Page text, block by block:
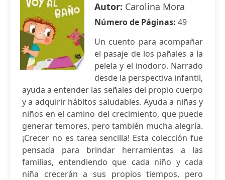
Autor: Carolina Mora
Número de Páginas: 49
Un cuento para acompañar
el pasaje de los pañales a la
pelela y el inodoro. Narrado
desde la perspectiva infantil,
ayuda a entender las señales del propio cuerpo
y a adquirir hábitos saludables. Ayuda a niñas y
niños en el camino del crecimiento, que puede
generar temores, pero también mucha alegría.
¡Crecer no es tarea sencilla! Esta colección fue
pensada para brindar herramientas a las
familias, entendiendo que cada niño y cada
niña crecerán a sus propios tiempos, pero